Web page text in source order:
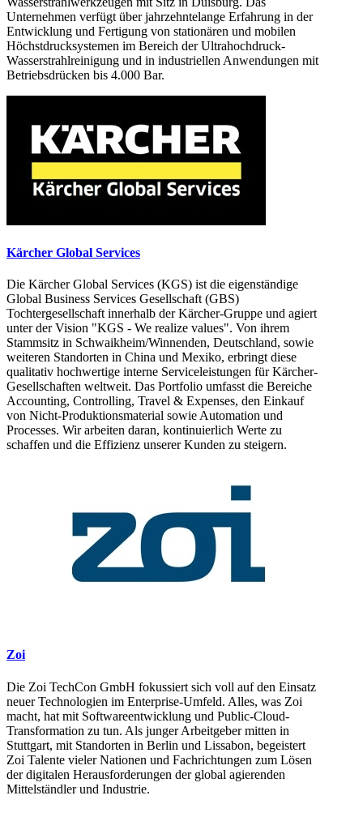
Unternehmen verfügt über jahrzehntelange Erfahrung in der
Entwicklung und Fertigung von stationären und mobilen
Höchstdrucksystemen im Bereich der Ultrahochdruck-
Wasserstrahlreinigung und in industriellen Anwendungen mit
Betriebsdrücken bis 4.000 Bar.
Kärcher Global Services
Die Kärcher Global Services (KGS) ist die eigenständige
Global Business Services Gesellschaft (GBS)
Tochtergesellschaft innerhalb der Kärcher-Gruppe und agiert
unter der Vision "KGS - We realize values". Von ihrem
Stammsitz in Schwaikheim/Winnenden, Deutschland, sowie
weiteren Standorten in China und Mexiko, erbringt diese
qualitativ hochwertige interne Serviceleistungen für Kärcher-
Gesellschaften weltweit. Das Portfolio umfasst die Bereiche
Accounting, Controlling, Travel & Expenses, den Einkauf
von Nicht-Produktionsmaterial sowie Automation und
Processes. Wir arbeiten daran, kontinuierlich Werte zu
schaffen und die Effizienz unserer Kunden zu steigern.
Zoi
Die Zoi TechCon GmbH fokussiert sich voll auf den Einsatz
neuer Technologien im Enterprise-Umfeld. Alles, was Zoi
macht, hat mit Softwareentwicklung und Public-Cloud-
Transformation zu tun. Als junger Arbeitgeber mitten in
Stuttgart, mit Standorten in Berlin und Lissabon, begeistert
Zoi Talente vieler Nationen und Fachrichtungen zum Lösen
der digitalen Herausforderungen der global agierenden
Mittelständler und Industrie.